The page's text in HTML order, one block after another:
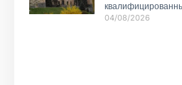
04/08/2026